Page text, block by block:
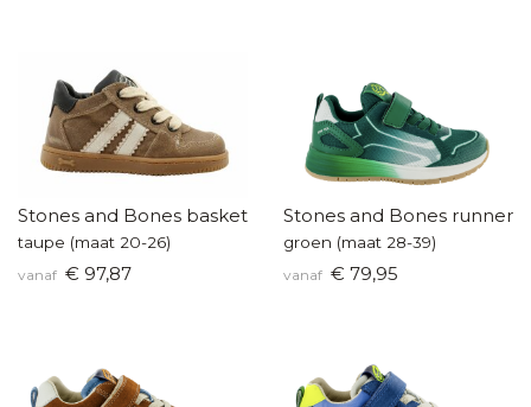
Stones and Bones baskettertje
taupe (maat 20-26)
vanaf € 97,87
Stones and Bones runners
groen (maat 28-39)
vanaf € 79,95